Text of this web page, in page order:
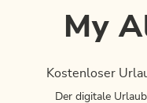
My
Kostenloser
Der digitale